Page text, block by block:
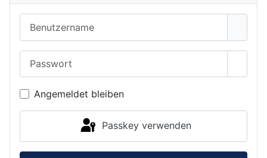
Angemeldet bleiben
Passkey verwenden